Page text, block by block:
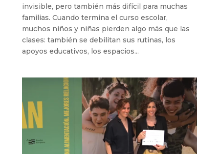
invisible, pero también más difícil para muchas
familias. Cuando termina el curso escolar,
muchos niños y niñas pierden algo más que las
clases: también se debilitan sus rutinas, los
apoyos educativos, los espacios...